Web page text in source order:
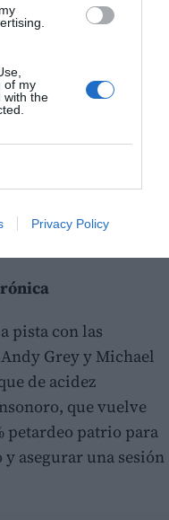
of my
with the
Privacy Policy
pista con las
Grey y Michael
de acidez
que vuelve
petardeo patrio para
asegurar una sesión